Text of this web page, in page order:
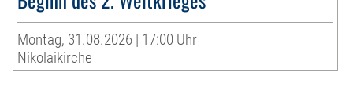
Montag, 31.08.2026 | 17:00 Uhr
Nikolaikirche